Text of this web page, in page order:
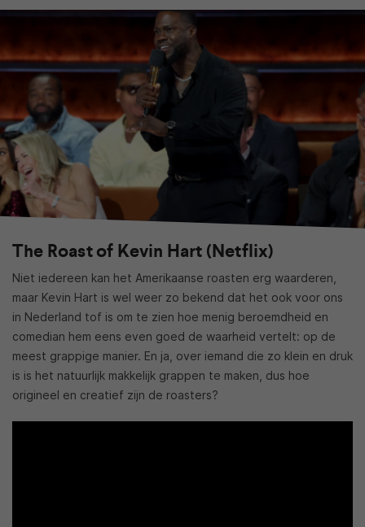
The Roast of Kevin Hart (Netflix)
Niet iedereen kan het Amerikaanse roasten erg waarderen,
maar Kevin Hart is wel weer zo bekend dat het ook voor ons
in Nederland tof is om te zien hoe menig beroemdheid en
comedian hem eens even goed de waarheid vertelt: op de
meest grappige manier. En ja, over iemand die zo klein en druk
is is het natuurlijk makkelijk grappen te maken, dus hoe
origineel en creatief zijn de roasters?